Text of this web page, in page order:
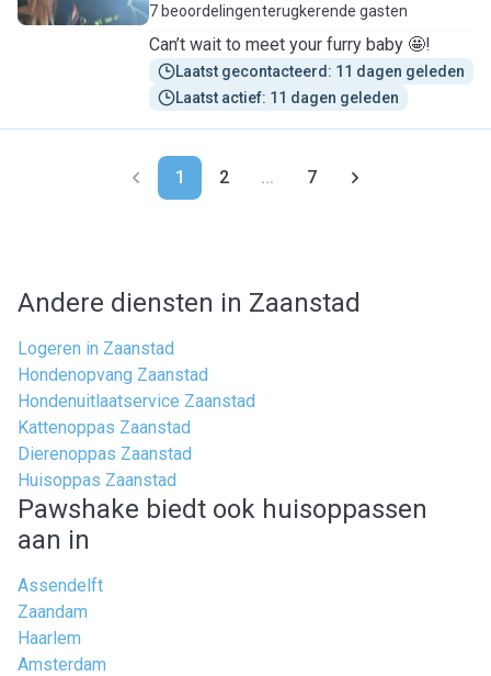
7 beoordelingenterugkerende gasten
Can’t wait to meet your furry baby 🤩!
Laatst gecontacteerd: 11 dagen geleden
Laatst actief: 11 dagen geleden
1 2 ... 7
Andere diensten in Zaanstad
Logeren in Zaanstad
Hondenopvang Zaanstad
Hondenuitlaatservice Zaanstad
Kattenoppas Zaanstad
Dierenoppas Zaanstad
Huisoppas Zaanstad
Pawshake biedt ook huisoppassen
aan in
Assendelft
Zaandam
Haarlem
Amsterdam